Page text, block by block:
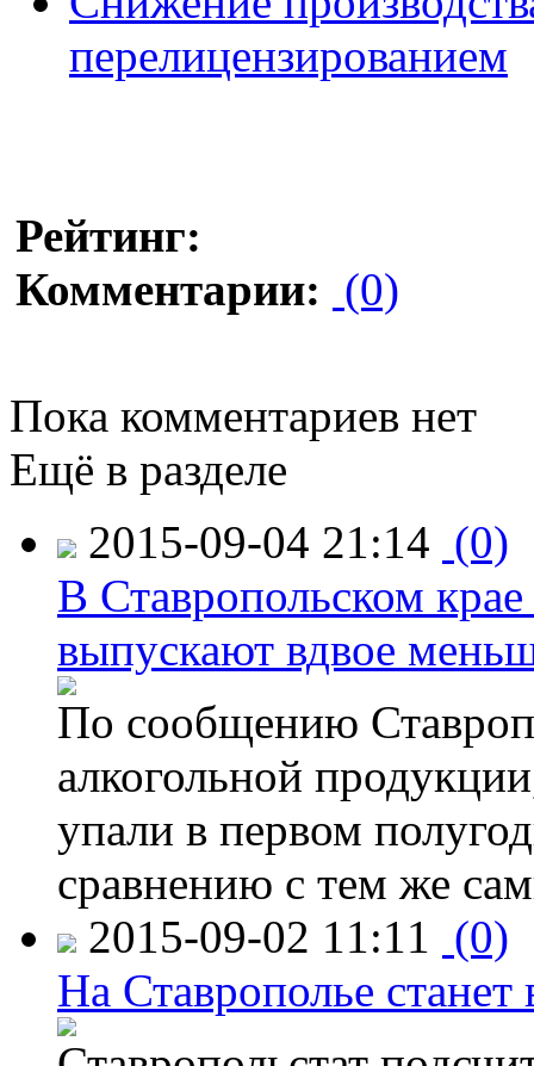
перелицензированием
Рейтинг:
Комментарии: (0)
Пока комментариев нет
Ещё в разделе
2015-09-04 21:14 (0)
В Ставропольском
выпускают вдвое
По сообщению
алкогольной
упали в первом
сравнению с тем же
2015-09-02 11:11 (0)
На Ставрополье